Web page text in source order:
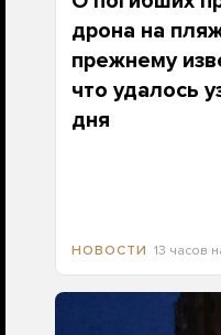
дрона на
прежнему
что удалось
дня
НОВОСТИ 13 часов